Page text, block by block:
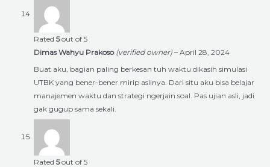
Rated 5out of 5
Dimas Wahyu Prakoso (verified owner) – April 28, 2024
Buat aku, bagian paling berkesan tuh waktu dikasih simulasi
UTBK yang bener-bener mirip aslinya. Dari situ aku bisa belajar
manajemen waktu dan strategi ngerjain soal. Pas ujian asli, jadi
gak gugup sama sekali.
Rated 5out of 5